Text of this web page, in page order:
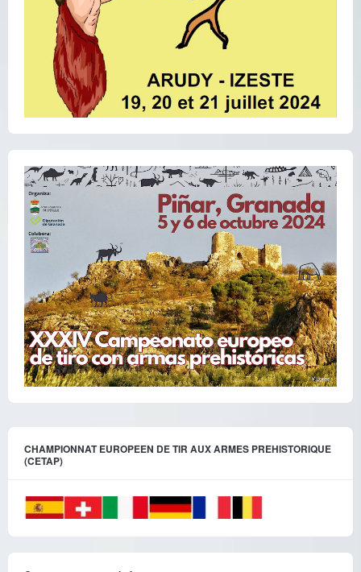
CHAMPIONNAT EUROPEEN DE TIR AUX ARMES PREHISTORIQUE
(CETAP)